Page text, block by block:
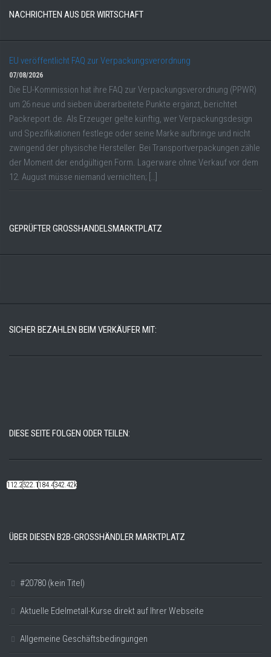
NACHRICHTEN AUS DER WIRTSCHAFT
EU veröffentlicht FAQ zur Verpackungsverordnung
07/08/2026
Die EU-Kommission hat ihre FAQ zur Verpackungsverordnung (PPWR)
um 26 neue und sieben überarbeitete Punkte ergänzt, berichtet
Packreport.de. Als Erzeuger gelte künftig, wer Verpackungsdesign
und Spezifikationen festlege oder seine Marke aufbringe und nicht
zwingend der physische Hersteller. Bei Transportverpackungen zähle
der Moment der endgültigen Form. Lagerware ohne Verkauf vor dem
12. August müsse niemand vernichten; […]
GEPRÜFTER GROSSHANDELSMARKTPLATZ
SICHER BEZAHLEN BEIM VERKÄUFER MIT:
DIESE SEITE FOLGEN ODER TEILEN:
112.22k522.14k184.48k342.42k
ÜBER DIESEN B2B-GROSSHÄNDLER MARKTPLATZ
#20780 (kein Titel)
Aktuelle Edelmetall-Kurse direkt auf Ihrer Webseite
Allgemeine Geschäftsbedingungen